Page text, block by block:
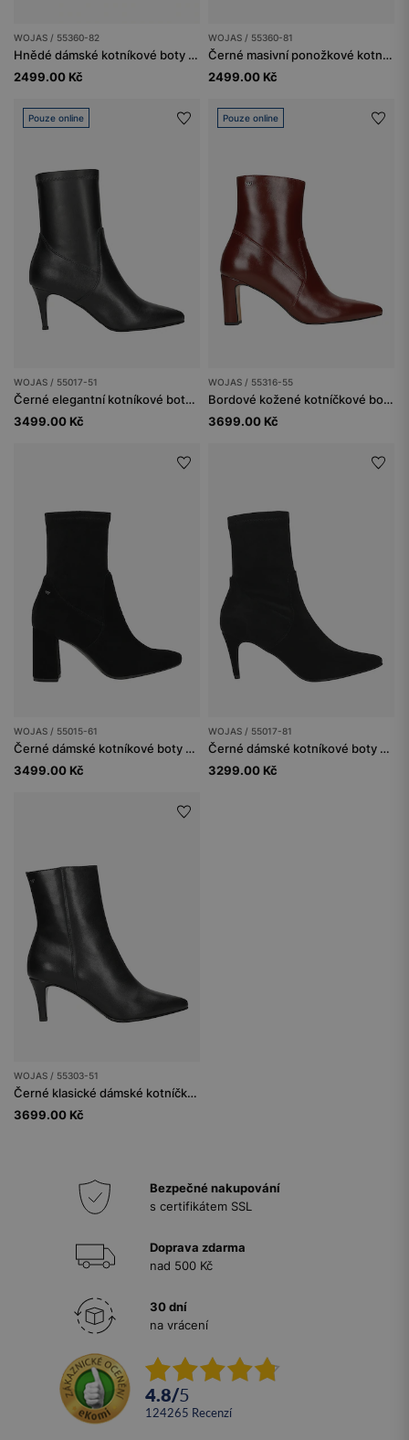
WOJAS / 55360-82
Hnědé dámské kotníkové boty ponožkového typu na širokém podpatku
2499.00 Kč
WOJAS / 55360-81
Černé masivní ponožkové kotníkové boty
2499.00 Kč
Pouze online
WOJAS / 55017-51
Černé elegantní kotníkové boty na jehlovém podpatku
3499.00 Kč
Pouze online
WOJAS / 55316-55
Bordové kožené kotníčkové boty na podpatku
3699.00 Kč
WOJAS / 55015-61
Černé dámské kotníkové boty z veluru
3499.00 Kč
WOJAS / 55017-81
Černé dámské kotníkové boty na jehlovém podpatku s vysokým svrškem
3299.00 Kč
WOJAS / 55303-51
Černé klasické dámské kotníčkové boty na jehle
3699.00 Kč
Bezpečné nakupování
s certifikátem SSL
Doprava zdarma
nad 500 Kč
30 dní
na vrácení
4.8/5
124265 recenzí